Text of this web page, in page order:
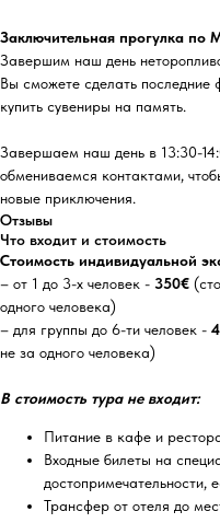
Заключительная прогулка по
Завершим наш день
Вы сможете сделать последние
купить сувениры на память.
Завершаем наш день в 13:30-
обмениваемся контактами,
новые приключения.
Отзывы
Что входит и стоимость
Стоимость индивидуальной
– от 1 до 3-х человек - 350€
одного человека)
– для группы до 6-ти человек -
не за одного человека)
В стоимость тура не входит:
Питание в кафе и
Входные билеты на
достопримечательности,
Трансфер от отеля до